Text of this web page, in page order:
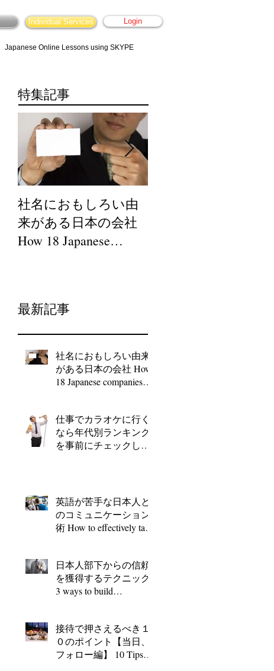
Individual Services Login
Japanese Online Lessons using SKYPE
特集記事
社名におもしろい由
来がある日本の会社
How 18 Japanese
最新記事
社名におもしろい由来
がある日本の会社 How
18 Japanese companies
仕事でカラオケに行く
なら年代別ランキング
を事前にチェックして
going to Kar
英語が苦手な日本人と
のコミュニケーション
術 How to effectively talk
日本人部下からの信頼
を獲得するテクニック
3 ways to build
接待で押さえるべき１
０のポイント【当日、
フォロー編】 10 Tips